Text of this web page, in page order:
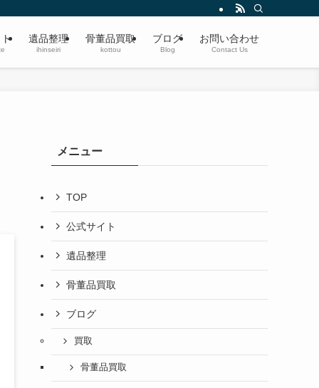
整理・生前整理・蔵の整理・空き家整理〜ブランド品、切手、楽器、時計、
遺品整理
ihinseiri
骨董品買取
kottou
ブログ
Blog
お問い合わせ
Contact Us
メニュー
TOP
公式サイト
遺品整理
骨董品買取
ブログ
買取
骨董品買取